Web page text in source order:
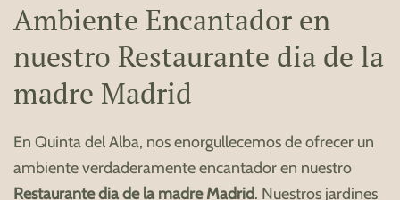
Ambiente Encantador en
nuestro Restaurante dia de la
madre Madrid
En Quinta del Alba, nos enorgullecemos de ofrecer un
ambiente verdaderamente encantador en nuestro
Restaurante dia de la madre Madrid. Nuestros jardines